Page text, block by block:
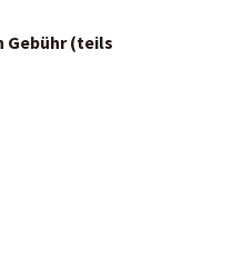
Gebühr (teils